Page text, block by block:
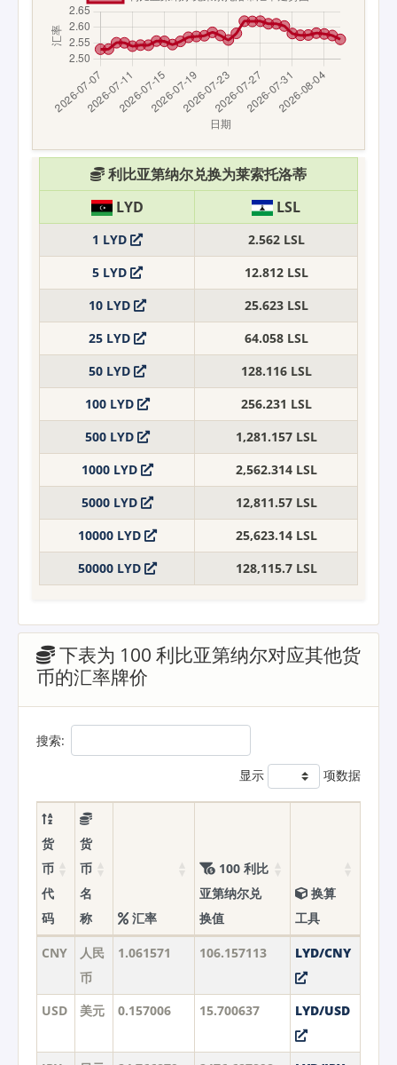
利比亚第纳尔兑换为莱索托洛蒂
LYD
LSL
1 LYD
2.562 LSL
5 LYD
12.812 LSL
10 LYD
25.623 LSL
25 LYD
64.058 LSL
50 LYD
128.116 LSL
100 LYD
256.231 LSL
500 LYD
1,281.157 LSL
1000 LYD
2,562.314 LSL
5000 LYD
12,811.57 LSL
10000 LYD
25,623.14 LSL
50000 LYD
128,115.7 LSL
下表为 100 利比亚第纳尔对应其他货
币的汇率牌价
搜索:
显示 项数据
货
币
代
码
货
币
名
称
汇率
100 利比
亚第纳尔兑
换值
换算
工具
CNY
人民
币
1.061571 106.157113 LYD/CNY
USD 美元 0.157006 15.700637 LYD/USD